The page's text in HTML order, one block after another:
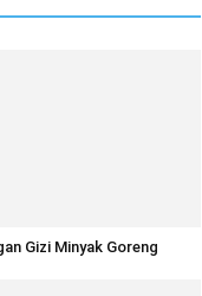
Gizi Minyak Goreng